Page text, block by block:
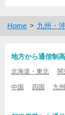
Home 九州・
地方から通信制
北海道・東北 関
中国 四国 九